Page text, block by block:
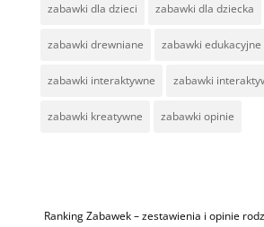
zabawki dla dzieci zabawki dla dziecka
zabawki drewniane zabawki edukacyjne
zabawki interaktywne zabawki
zabawki kreatywne zabawki opinie
Ranking Zabawek – zestawienia i opinie